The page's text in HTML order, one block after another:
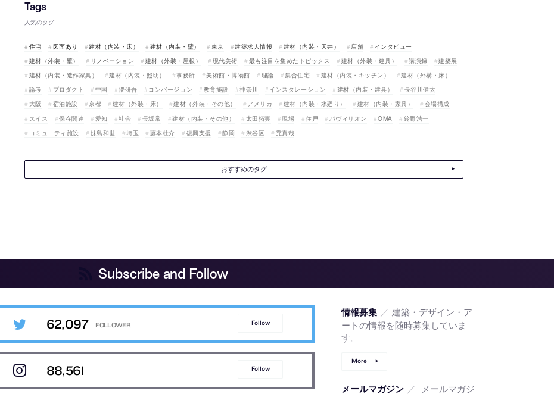
人気のタグ
住宅 図面あり 建材（内装・床） 建材（内装・壁） 東京 建築求人情報 建材（内装・天井） 店舗
インタビュー
建材（外装・壁）
リノベーション 建材（外装・屋根） 現代美術 最も注目を集めたトピックス 建材（外装・建具） 講演録
建築展
建材（内装・造作家具）
建材（内装・照明） 事務所 美術館・博物館 理論 集合住宅 建材（内装・キッチン）
建材（外構・床）
論考
プロダクト 中国 隈研吾 コンバージョン 教育施設 神奈川 インスタレーション 建材（内装・建具）
長谷川健太
大阪
宿泊施設 京都 建材（外装・床） 建材（外装・その他） アメリカ 建材（内装・水廻り） 建材（内装・家具）
会場構成
スイス
保存関連 愛知 社会 長坂常 建材（内装・その他） 太田拓実 現場 住戸 パヴィリオン OMA
鈴野浩一
コミュニティ施設
妹島和世 埼玉 藤本壮介 復興支援 静岡 渋谷区 禿真哉
おすすめのタグ
Subscribe and Follow
62,097 Follow
88,561 Follow
情報募集 ／ 建築・デザイン・ア
ートの情報を随時募集していま
す。
More
メールマガジン ／
メールマガジ